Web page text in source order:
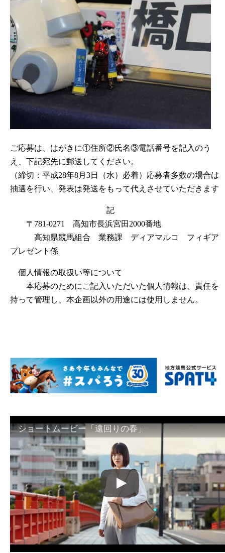
ご応募は、はがきに①住所②氏名③電話番号を記入のう
え、下記宛先に郵送してください。
（締切：平成28年8月3日（水）必着）応募者多数の場合は
抽選を行い、発表は発送をもって代えさせていただきます
記
〒781-0271 高知市長浜宮田2000番地
高知県競馬組合 業務課 ディアマルコ フィギア
プレゼント係
個人情報の取扱い等について
本応募のためにご記入いただいた個人情報は、責任を
持って管理し、本企画以外の用途には使用しません。
ショートムービー「遠回りの春」